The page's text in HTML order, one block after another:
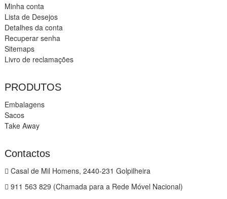
Minha conta
Lista de Desejos
Detalhes da conta
Recuperar senha
Sitemaps
Livro de reclamações
PRODUTOS
Embalagens
Sacos
Take Away
Contactos
Casal de Mil Homens, 2440-231 Golpilheira
911 563 829 (Chamada para a Rede Móvel Nacional)